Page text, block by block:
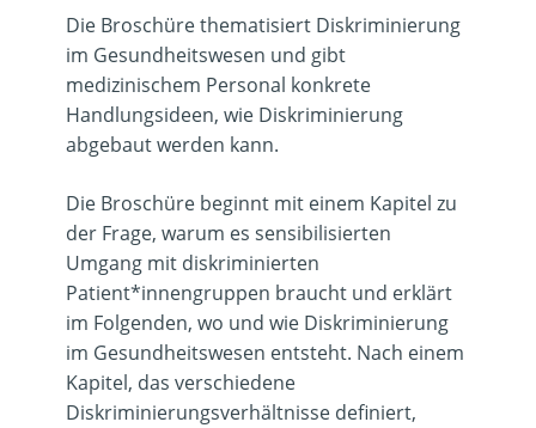
Die Broschüre thematisiert Diskriminierung
im Gesundheitswesen und gibt
medizinischem Personal konkrete
Handlungsideen, wie Diskriminierung
abgebaut werden kann.
Die Broschüre beginnt mit einem Kapitel zu
der Frage, warum es sensibilisierten
Umgang mit diskriminierten
Patient*innengruppen braucht und erklärt
im Folgenden, wo und wie Diskriminierung
im Gesundheitswesen entsteht. Nach einem
Kapitel, das verschiedene
Diskriminierungsverhältnisse definiert,